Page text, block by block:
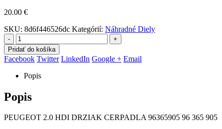
20.00 €
SKU: 8d6f446526dc Kategórií: Náhradné Diely
-
+
Pridať do košíka
Facebook Twitter LinkedIn Google + Email
Popis
Popis
PEUGEOT 2.0 HDI DRZIAK CERPADLA 96365905 96 365 905